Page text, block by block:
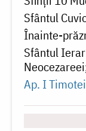
Sfântul
Înainte-
Sfântul
Neocezareei
Ap. I